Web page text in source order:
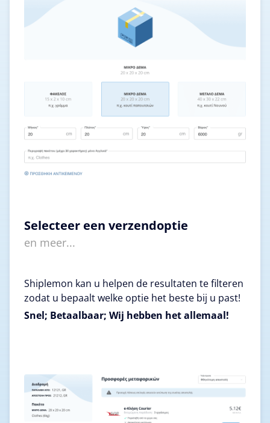
Selecteer een verzendoptie
en meer...
Shiplemon kan u helpen de resultaten te filteren
zodat u bepaalt welke optie het beste bij u past!
Snel; Betaalbaar; Wij hebben het allemaal!